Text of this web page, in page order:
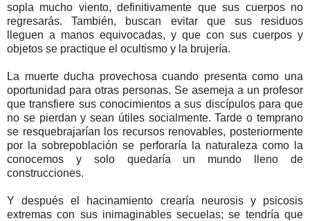
sopla mucho viento, definitivamente que sus cuerpos no
regresarás. También, buscan evitar que sus residuos
lleguen a manos equivocadas, y que con sus cuerpos y
objetos se practique el ocultismo y la brujería.
La muerte ducha provechosa cuando presenta como una
oportunidad para otras personas. Se asemeja a un profesor
que transfiere sus conocimientos a sus discípulos para que
no se pierdan y sean útiles socialmente. Tarde o temprano
se resquebrajarían los recursos renovables, posteriormente
por la sobrepoblación se perforaría la naturaleza como la
conocemos y solo quedaría un mundo lleno de
construcciones.
Y después el hacinamiento crearía neurosis y psicosis
extremas con sus inimaginables secuelas; se tendría que